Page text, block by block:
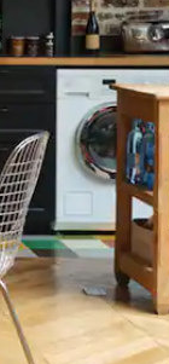
en appuyant et